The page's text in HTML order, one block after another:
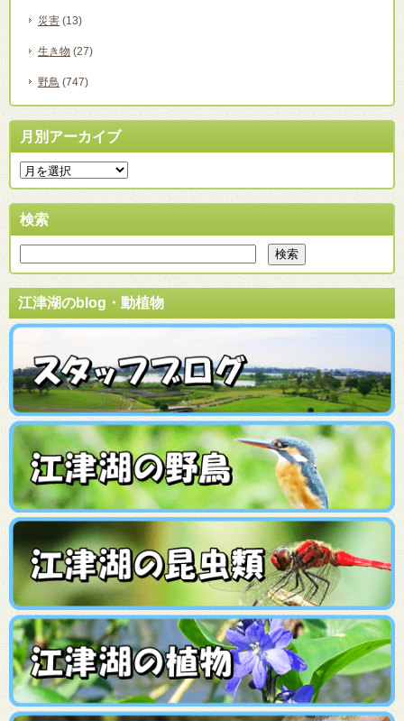
災害 (13)
生き物 (27)
野鳥 (747)
月別アーカイブ
検索
江津湖のblog・動植物